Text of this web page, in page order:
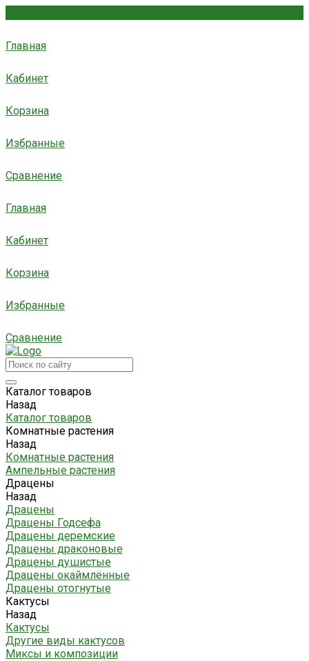
Главная
Кабинет
Корзина
Избранные
Сравнение
Главная
Кабинет
Корзина
Избранные
Сравнение
Каталог товаров
Назад
Каталог товаров
Комнатные растения
Назад
Комнатные растения
Ампельные растения
Драцены
Назад
Драцены
Драцены Годсефа
Драцены деремские
Драцены драконовые
Драцены душистые
Драцены окаймлённые
Драцены отогнутые
Кактусы
Назад
Кактусы
Другие виды кактусов
Миксы и композиции